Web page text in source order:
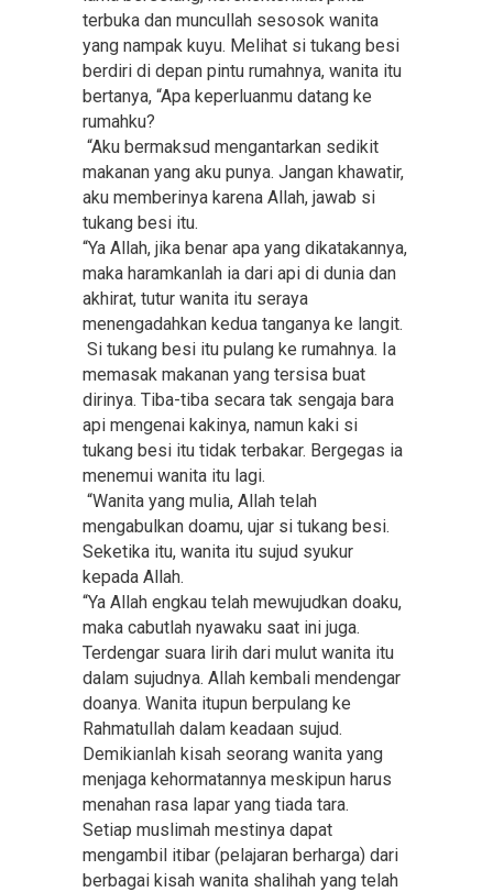
terbuka dan muncullah sesosok wanita
yang nampak kuyu. Melihat si tukang besi
berdiri di depan pintu rumahnya, wanita itu
bertanya, “Apa keperluanmu datang ke
rumahku?
“Aku bermaksud mengantarkan sedikit
makanan yang aku punya. Jangan khawatir,
aku memberinya karena Allah, jawab si
tukang besi itu.
“Ya Allah, jika benar apa yang dikatakannya,
maka haramkanlah ia dari api di dunia dan
akhirat, tutur wanita itu seraya
menengadahkan kedua tanganya ke langit.
Si tukang besi itu pulang ke rumahnya. Ia
memasak makanan yang tersisa buat
dirinya. Tiba-tiba secara tak sengaja bara
api mengenai kakinya, namun kaki si
tukang besi itu tidak terbakar. Bergegas ia
menemui wanita itu lagi.
“Wanita yang mulia, Allah telah
mengabulkan doamu, ujar si tukang besi.
Seketika itu, wanita itu sujud syukur
kepada Allah.
“Ya Allah engkau telah mewujudkan doaku,
maka cabutlah nyawaku saat ini juga.
Terdengar suara lirih dari mulut wanita itu
dalam sujudnya. Allah kembali mendengar
doanya. Wanita itupun berpulang ke
Rahmatullah dalam keadaan sujud.
Demikianlah kisah seorang wanita yang
menjaga kehormatannya meskipun harus
menahan rasa lapar yang tiada tara.
Setiap muslimah mestinya dapat
mengambil itibar (pelajaran berharga) dari
berbagai kisah wanita shalihah yang telah